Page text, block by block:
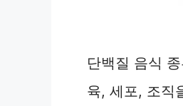
단백질 음식
육, 세포, 조직